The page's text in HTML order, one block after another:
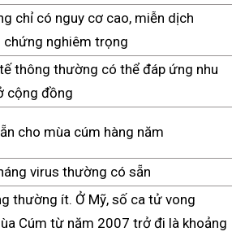
chỉ có nguy cơ cao, miễn dịch
chứng nghiêm trọng
thông thường có thể đáp ứng nhu
cộng đồng
cho mùa cúm hàng năm
virus thường có sẵn
thường ít. Ở Mỹ, số ca tử vong
Cúm từ năm 2007 trở đi là khoảng